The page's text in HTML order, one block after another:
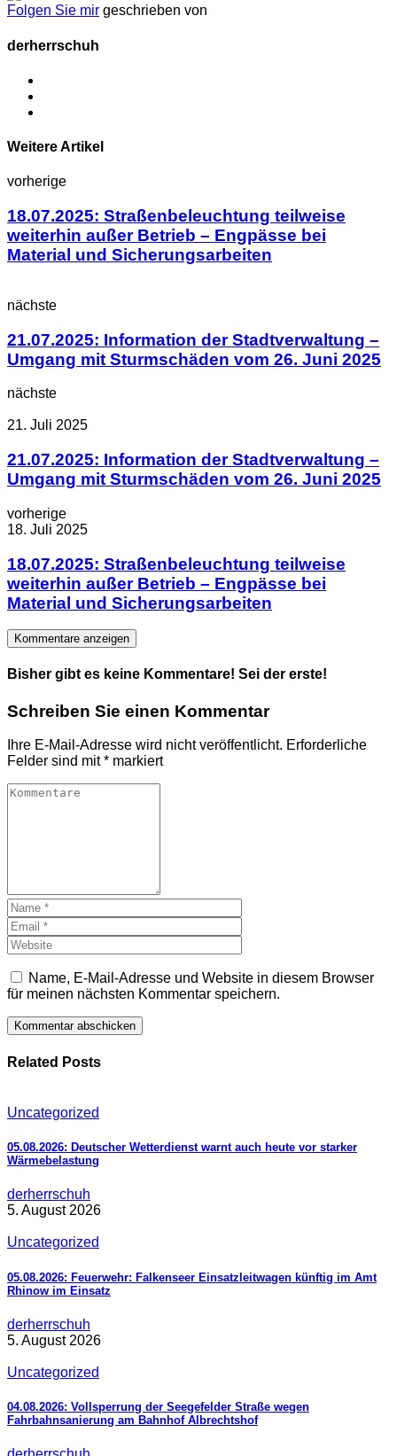
Folgen Sie mir geschrieben von
derherrschuh
Weitere Artikel
vorherige
18.07.2025: Straßenbeleuchtung teilweise
weiterhin außer Betrieb – Engpässe bei
Material und Sicherungsarbeiten
nächste
21.07.2025: Information der Stadtverwaltung –
Umgang mit Sturmschäden vom 26. Juni 2025
nächste
21. Juli 2025
21.07.2025: Information der Stadtverwaltung –
Umgang mit Sturmschäden vom 26. Juni 2025
vorherige
18. Juli 2025
18.07.2025: Straßenbeleuchtung teilweise
weiterhin außer Betrieb – Engpässe bei
Material und Sicherungsarbeiten
Kommentare anzeigen
Bisher gibt es keine Kommentare! Sei der erste!
Schreiben Sie einen Kommentar
Ihre E-Mail-Adresse wird nicht veröffentlicht. Erforderliche
Felder sind mit* markiert
Name, E-Mail-Adresse und Website in diesem Browser
für meinen nächsten Kommentar speichern.
Related Posts
Uncategorized
05.08.2026: Deutscher Wetterdienst warnt auch heute vor starker
Wärmebelastung
derherrschuh
5. August 2026
Uncategorized
05.08.2026: Feuerwehr: Falkenseer Einsatzleitwagen künftig im Amt
Rhinow im Einsatz
derherrschuh
5. August 2026
Uncategorized
04.08.2026: Vollsperrung der Seegefelder Straße wegen
Fahrbahnsanierung am Bahnhof Albrechtshof